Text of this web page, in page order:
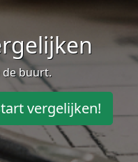
de buurt.
vergelijken!